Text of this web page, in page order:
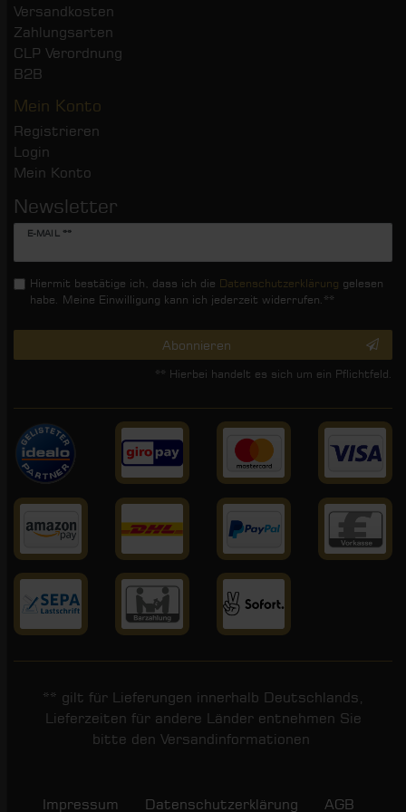
Versandkosten
Zahlungsarten
CLP Verordnung
B2B
Mein Konto
Registrieren
Login
Mein Konto
Newsletter
E-MAIL **
Newsletter
Hiermit bestätige ich, dass ich die Daten­schutz­erklärung gelesen
habe. Meine Einwilligung kann ich jederzeit widerrufen.**
Abonnieren
** Hierbei handelt es sich um ein Pflichtfeld.
** gilt für Lieferungen innerhalb Deutschlands,
Lieferzeiten für andere Länder entnehmen Sie
bitte den Versandinformationen
Impressum Daten­schutz­erklärung AGB